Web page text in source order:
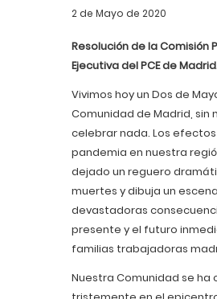
2 de Mayo de 2020
Resolución de la Comisión
Ejecutiva del PCE de
Vivimos hoy un Dos de
Comunidad de Madrid, sin
celebrar nada. Los
pandemia en nuestra
dejado un reguero
muertes y dibuja un
devastadoras
presente y el futuro
familias trabajadoras
Nuestra Comunidad se ha